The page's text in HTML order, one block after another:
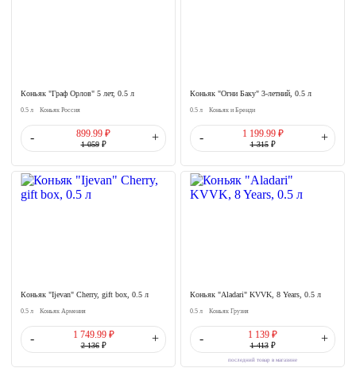
Коньяк "Граф Орлов" 5 лет, 0.5 л
0.5 л Коньяк Россия
- 899.99 ₽
1 059₽
+
Коньяк "Огни Баку" 3-летний, 0.5 л
0.5 л Коньяк и Бренди
- 1 199.99 ₽
1 315₽
+
Коньяк "Ijevan" Cherry, gift box, 0.5 л
0.5 л Коньяк Армения
- 1 749.99 ₽
2 136₽
+
Коньяк "Aladari" KVVK, 8 Years, 0.5 л
0.5 л Коньяк Грузия
- 1 139 ₽
1 413₽
+
последний товар в магазине